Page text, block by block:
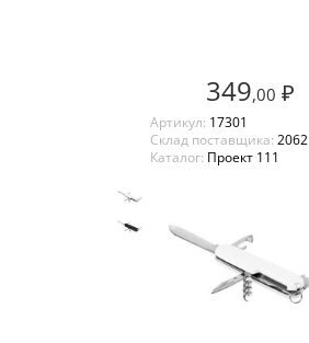
349,00 ₽
Артикул: 17301
Склад поставщика: 2062
Каталог: Проект 111